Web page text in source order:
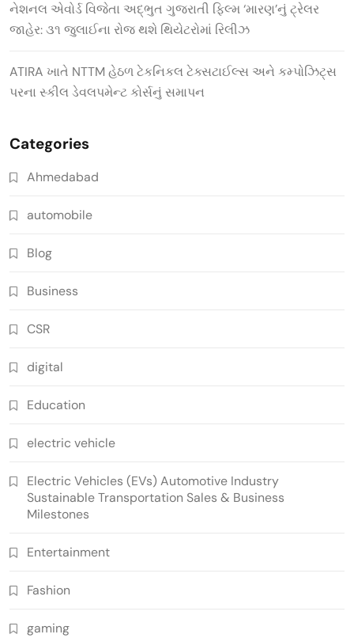
નેશનલ એવોર્ડ વિજેતા અદ્ભુત ગુજરાતી ફિલ્મ ‘મારણ’નું ટ્રેલર
જાહેર: ૩૧ જુલાઈના રોજ થશે થિયેટરોમાં રિલીઝ
ATIRA ખાતે NTTM હેઠળ ટેકનિકલ ટેક્સટાઈલ્સ અને કમ્પોઝિટ્સ
પરના સ્કીલ ડેવલપમેન્ટ કોર્સનું સમાપન
Categories
Ahmedabad
automobile
Blog
Business
CSR
digital
Education
electric vehicle
Electric Vehicles (EVs) Automotive Industry
Sustainable Transportation Sales & Business
Milestones
Entertainment
Fashion
gaming